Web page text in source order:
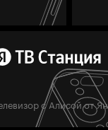
с Алисой от